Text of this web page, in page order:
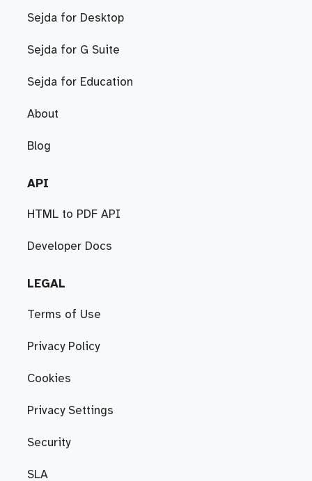
Sejda for Desktop
Sejda for G Suite
Sejda for Education
About
Blog
API
HTML to PDF API
Developer Docs
LEGAL
Terms of Use
Privacy Policy
Cookies
Privacy Settings
Security
SLA